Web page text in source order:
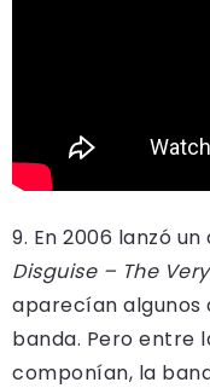
9. En 2006 lanzó
Disguise – The
aparecían algunos
banda. Pero entre
componían, la